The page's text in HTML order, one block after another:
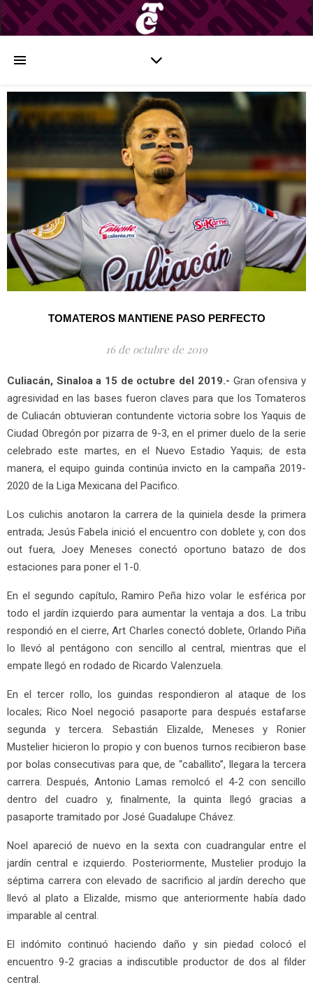
TOMATEROS MANTIENE PASO PERFECTO
16 de octubre de 2019
Culiacán, Sinaloa a 15 de octubre del 2019.- Gran ofensiva y
agresividad en las bases fueron claves para que los Tomateros
de Culiacán obtuvieran contundente victoria sobre los Yaquis de
Ciudad Obregón por pizarra de 9-3, en el primer duelo de la serie
celebrado este martes, en el Nuevo Estadio Yaquis; de esta
manera, el equipo guinda continúa invicto en la campaña 2019-
2020 de la Liga Mexicana del Pacifico.
Los culichis anotaron la carrera de la quiniela desde la primera
entrada; Jesús Fabela inició el encuentro con doblete y, con dos
out fuera, Joey Meneses conectó oportuno batazo de dos
estaciones para poner el 1-0.
En el segundo capítulo, Ramiro Peña hizo volar le esférica por
todo el jardín izquierdo para aumentar la ventaja a dos. La tribu
respondió en el cierre, Art Charles conectó doblete, Orlando Piña
lo llevó al pentágono con sencillo al central, mientras que el
empate llegó en rodado de Ricardo Valenzuela.
En el tercer rollo, los guindas respondieron al ataque de los
locales; Rico Noel negoció pasaporte para después estafarse
segunda y tercera. Sebastián Elizalde, Meneses y Ronier
Mustelier hicieron lo propio y con buenos turnos recibieron base
por bolas consecutivas para que, de “caballito”, llegara la tercera
carrera. Después, Antonio Lamas remolcó el 4-2 con sencillo
dentro del cuadro y, finalmente, la quinta llegó gracias a
pasaporte tramitado por José Guadalupe Chávez.
Noel apareció de nuevo en la sexta con cuadrangular entre el
jardín central e izquierdo. Posteriormente, Mustelier produjo la
séptima carrera con elevado de sacrificio al jardín derecho que
llevó al plato a Elizalde, mismo que anteriormente había dado
imparable al central.
El indómito continuó haciendo daño y sin piedad colocó el
encuentro 9-2 gracias a indiscutible productor de dos al filder
central.